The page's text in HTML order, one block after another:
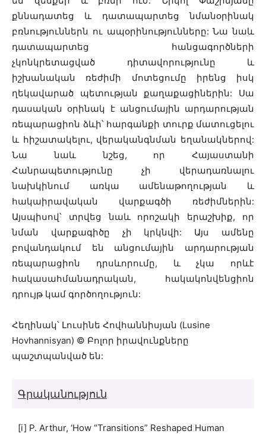
քննադատեց և դատապարտեց նմանօրինակ
բռնություններն ու ապօրինությունները: Նա նաև
դատապարտեց հանցագործների
չկոնկրետացված դիտավորությունը և
իշխանական ռեժիմի մոտեցումը իրենց իսկ
ղեկավարած պետության քաղաքացիներին: Սա
դասական օրինակ է անցումային արդարության
ռեպարացիոն ձևի՝ հարգանքի տուրք մատուցելու
և հիշատակելու, վերականգնման եղանակներով:
Նա նաև նշեց, որ Հայաստանի
Հանրապետությունը չի վերադառնալու
նախկինում առկա ամենաթողության և
հակաիրավական վարքագծի ռեժիմներին:
Այսպիսով՝ տրվեց նաև որոշակի երաշխիք, որ
նման վարքագիծը չի կրկնվի: Այս ամենը
բովանդակում են անցումային արդարության
ռեպարացիոն դրսևորումը, և չկա որևէ
հակասահմանադրական, հակակոնվենցիոն
դրույթ կամ գործողություն:
Հեղինակ՝ Լուսինե Հովհաննիսյան (Lusine
Hovhannisyan) © Բոլոր իրավունքները
պաշտպանված են:
Գրականություն
[i] P. Arthur, ‘How “Transitions” Reshaped Human